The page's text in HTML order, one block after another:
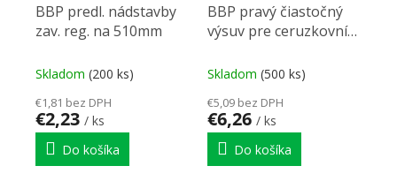
BBP predl. nádstavby
zav. reg. na 510mm
Skladom (200 ks)
€1,81 bez DPH
€2,23 / ks
Do košíka
BBP pravý čiastočný
výsuv pre ceruzkovník
Skladom (500 ks)
€5,09 bez DPH
€6,26 / ks
Do košíka